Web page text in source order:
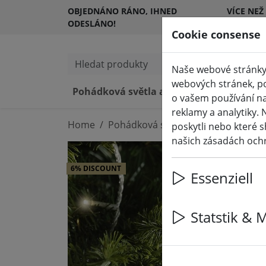
OBJEDNÁNO RÁNO, IHNED
ODESLÁNO!
VÍCE
Hledat produkty
Pohádková světla a osvětlení
Home Pohádková světla a osvětlení
6% DISCOUNT
Cookie consense
Naše webové
webových stránek,
o vašem používání
reklamy a analytiky.
poskytli nebo které
našich zásadách
Essenziell
Statstik &